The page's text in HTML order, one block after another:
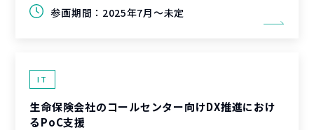
参画期間： 2025年7月～未定
IT
生命保険会社のコールセンター向けDX推進におけ
るPoC支援